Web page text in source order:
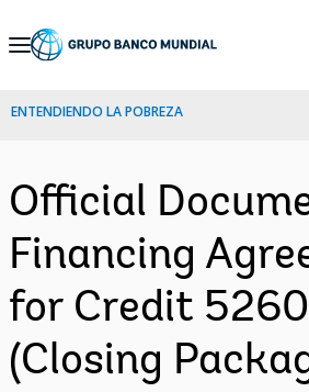
Skip
Navigation
ENTENDIENDO LA POBREZA
Official
Financing
for Credit
(Closing